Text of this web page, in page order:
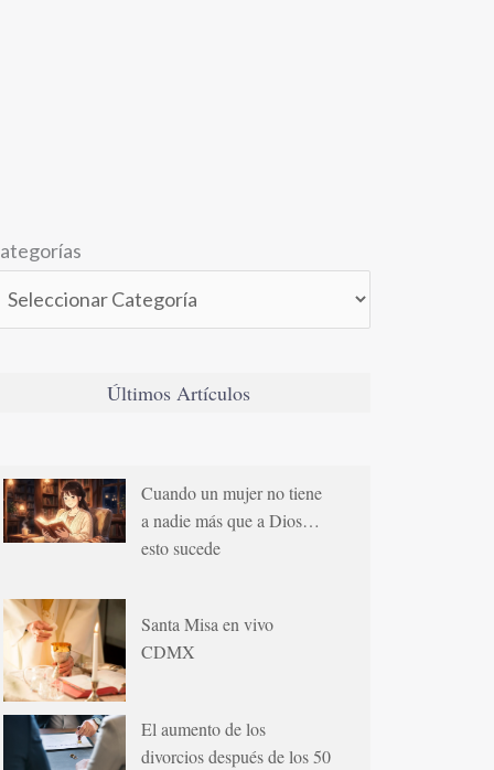
Últimos Artículos
Cuando un mujer no tiene
a nadie más que a Dios…
esto sucede
Santa Misa en vivo
CDMX
El aumento de los
divorcios después de los 50